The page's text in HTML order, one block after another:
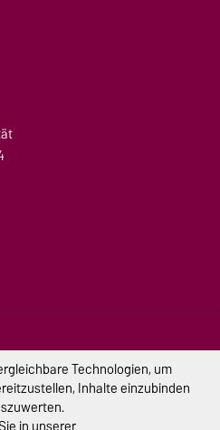
Technologien, um
Inhalte einzubinden